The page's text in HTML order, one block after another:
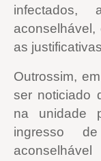
aconselhável,
as
Outrossim,
ser noticiado
na unidade
ingresso